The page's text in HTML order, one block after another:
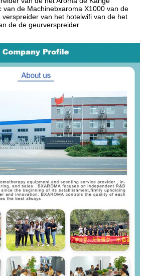
van de Machinebxaroma X1000 van de
van het hotelwifi van
de de geurverspreider